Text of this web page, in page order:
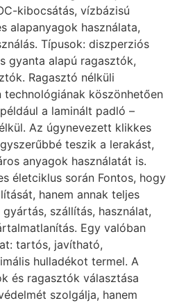
kibocsátás, vízbázisú
alapanyagok használata,
Típusok: diszperziós
gyanta alapú ragasztók,
Ragasztó nélküli
technológiának köszönhetően
a laminált padló –
Az úgynevezett klikkes
teszik a lerakást,
anyagok használatát is.
életciklus során Fontos, hogy
hanem annak teljes
szállítás, használat,
Egy valóban
tartós, javítható,
hulladékot termel. A
és ragasztók választása
szolgálja, hanem